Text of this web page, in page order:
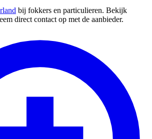
bij fokkers en particulieren. Bekijk
direct contact op met de aanbieder.